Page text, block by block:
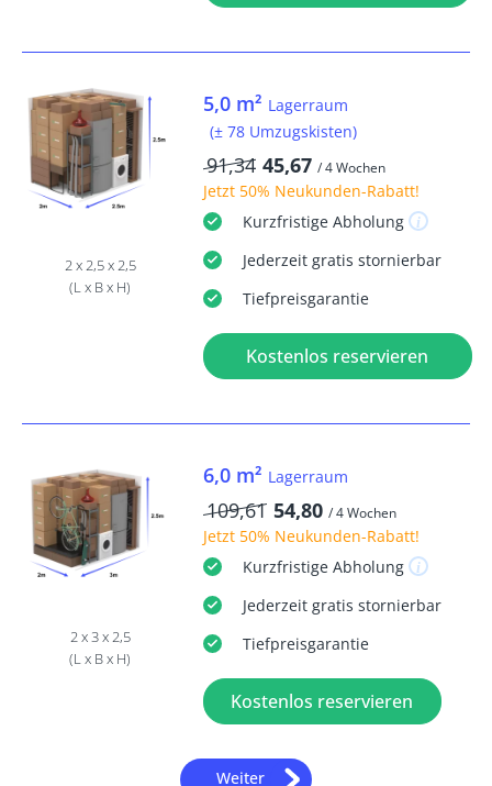
2 x 2,5 x 2,5
(L x B x H)
5,0 m² Lagerraum
(± 78 Umzugskisten)
91,34 45,67 / 4 Wochen
Jetzt 50% Neukunden-Rabatt!
KurzfristigeAbholung
Jederzeit gratis stornierbar
Tiefpreisgarantie
Kostenlos reservieren
2 x 3 x 2,5
(L x B x H)
6,0 m² Lagerraum
109,61 54,80 / 4 Wochen
Jetzt 50% Neukunden-Rabatt!
KurzfristigeAbholung
Jederzeit gratis stornierbar
Tiefpreisgarantie
Kostenlos reservieren
Weiter